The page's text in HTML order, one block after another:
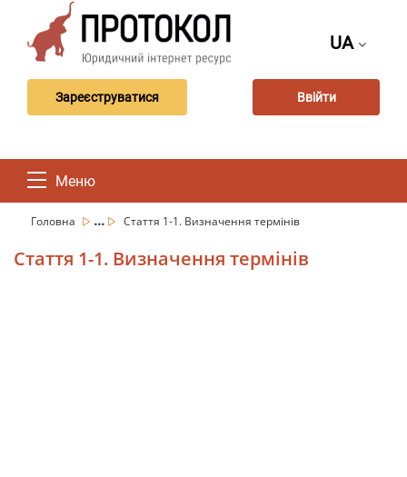
UA
Зареєструватися Ввійти
Меню
Головна ... Стаття 1-1. Визначення термінів
Стаття 1-1. Визначення термінів